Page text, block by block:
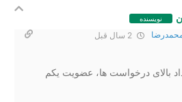
نویسنده
بالای درخواست ها، عضویت یکم